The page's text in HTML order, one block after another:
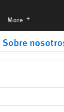
More languages
Sobre